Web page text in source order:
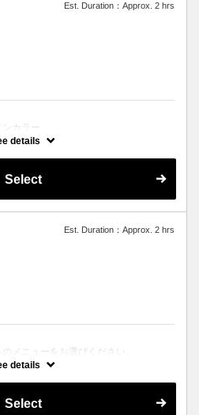
Est. Duration：Approx. 2 hrs
カラー
段前後する場合がございます。
details
Select
Est. Duration：Approx. 2 hrs
メニューをお選びください。
頂戴いたします。
は１度のブリーチでは表現できない場
を頂戴いたします。
details
Select